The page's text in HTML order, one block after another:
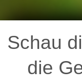
Schau
die